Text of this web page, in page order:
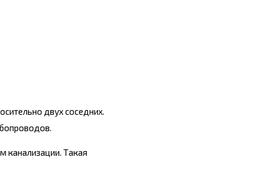
двух соседних.
канализации. Такая